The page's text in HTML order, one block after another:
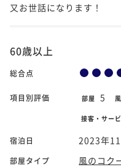
又お世話になります！
60歳以上
総合点
項目別評価 部屋 5
接客・サー
宿泊日 2023年
部屋タイプ
風のコク